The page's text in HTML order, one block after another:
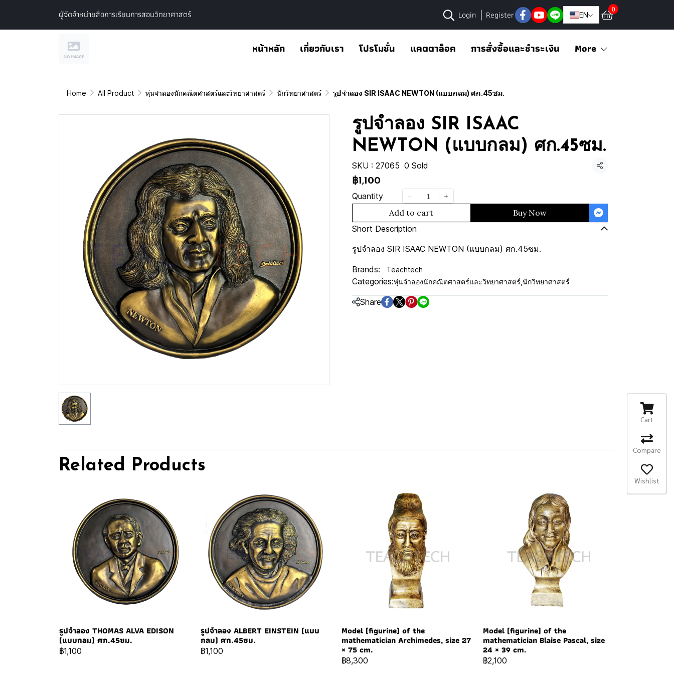
ผู้จัดจำหน่ายสื่อการเรียนการสอนวิทยาศาสตร์ Login Register EN
0
หน้าหลัก เกี่ยวกับเรา โปรโมชั่น แคตตาล็อค การสั่งซื้อและชำระเงิน More
Home All Product หุ่นจำลองนักคณิตศาสตร์และวิทยาศาสตร์ นักวิทยาศาสตร์ รูปจำลอง SIR ISAAC NEWTON (แบบกลม) ศก.45ซม.
รูปจำลอง SIR ISAAC
NEWTON (แบบกลม) ศก.45ซม.
SKU : 27065 0 Sold
Share
฿1,100
Quantity
Add to cart
Buy Now
Short Description
รูปจำลอง SIR ISAAC NEWTON (แบบกลม) ศก.45ซม.
Brands: Teachtech
Categories:หุ่นจำลองนักคณิตศาสตร์และวิทยาศาสตร์ นักวิทยาศาสตร์
Share
Related Products
รูปจำลอง THOMAS ALVA EDISON
(แบบกลม) ศก.45ซม.
฿1,100
รูปจำลอง ALBERT EINSTEIN (แบบ
กลม) ศก.45ซม.
฿1,100
Model (figurine) of the
mathematician Archimedes, size 27
× 75 cm.
฿8,300
Model (figurine) of the
mathematician Blaise Pascal, size
24 × 39 cm.
฿2,100
Cart
Compare
Wishlist